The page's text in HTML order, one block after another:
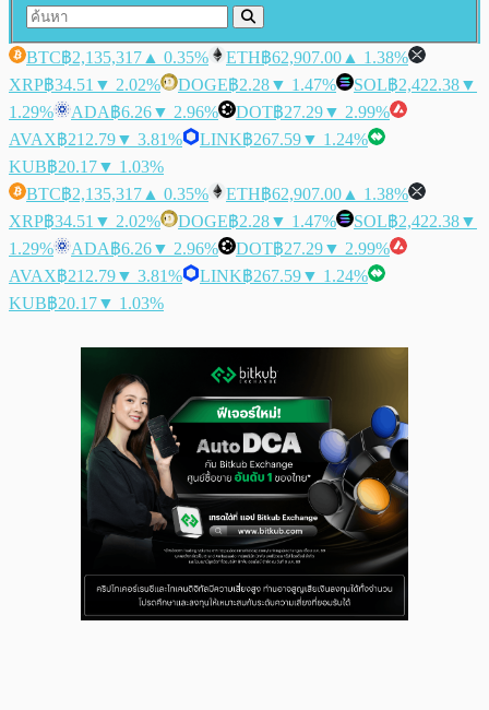
BTC฿2,135,317 ▲ 0.35% ETH฿62,907.00 ▲ 1.38%
XRP฿34.51 ▼ 2.02% DOGE฿2.28▼ 1.47% SOL฿2,422.38▼
1.29%
ADA฿6.26▼ 2.96% DOT฿27.29▼ 2.99%
AVAX฿212.79▼ 3.81% LINK฿267.59▼ 1.24%
KUB฿20.17▼ 1.03%
BTC฿2,135,317 ▲ 0.35% ETH฿62,907.00 ▲ 1.38%
XRP฿34.51 ▼ 2.02% DOGE฿2.28▼ 1.47% SOL฿2,422.38▼
1.29%
ADA฿6.26▼ 2.96% DOT฿27.29▼ 2.99%
AVAX฿212.79▼ 3.81% LINK฿267.59▼ 1.24%
KUB฿20.17▼ 1.03%